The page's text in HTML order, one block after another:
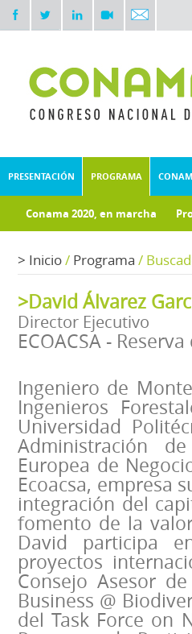
PRESENTACIÓN PROGRAMA
Conama 2020, en marcha
> Inicio/ Programa /
>David Álvarez
Director Ejecutivo
ECOACSA -
Ingeniero de
Ingenieros
Universidad
Administración
Europea de
Ecoacsa, empresa
integración del
fomento de la
David participa
proyectos
Consejo Asesor
Business @
del Task Force on